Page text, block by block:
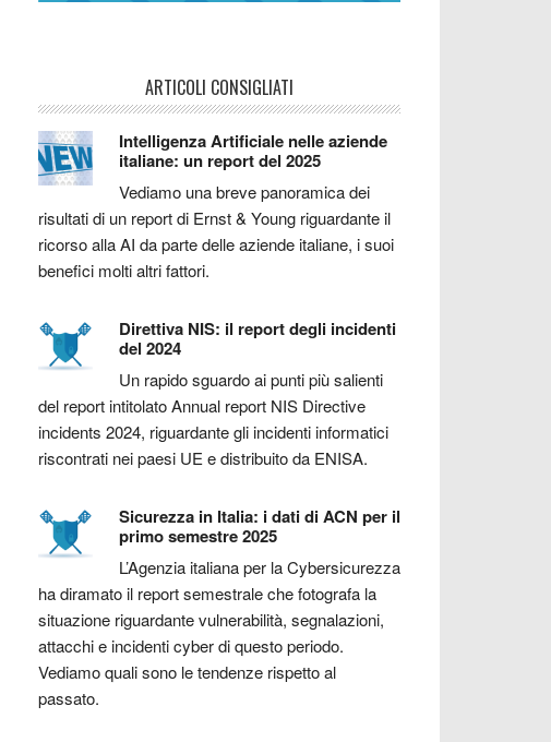
ARTICOLI CONSIGLIATI
Intelligenza Artificiale nelle aziende
italiane: un report del 2025
Vediamo una breve panoramica dei
risultati di un report di Ernst & Young riguardante il
ricorso alla AI da parte delle aziende italiane, i suoi
benefici molti altri fattori.
Direttiva NIS: il report degli incidenti
del 2024
Un rapido sguardo ai punti più salienti
del report intitolato Annual report NIS Directive
incidents 2024, riguardante gli incidenti informatici
riscontrati nei paesi UE e distribuito da ENISA.
Sicurezza in Italia: i dati di ACN per il
primo semestre 2025
L’Agenzia italiana per la Cybersicurezza
ha diramato il report semestrale che fotografa la
situazione riguardante vulnerabilità, segnalazioni,
attacchi e incidenti cyber di questo periodo.
Vediamo quali sono le tendenze rispetto al
passato.